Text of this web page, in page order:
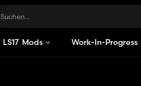
LS17 Mods Work-In-Progress